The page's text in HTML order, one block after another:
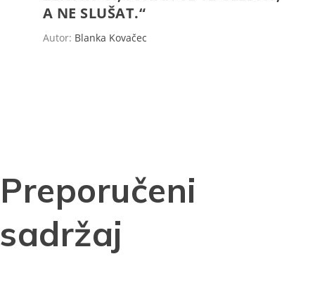
A NE SLUŠAT.“
Autor: Blanka Kovačec
Preporučeni
sadržaj